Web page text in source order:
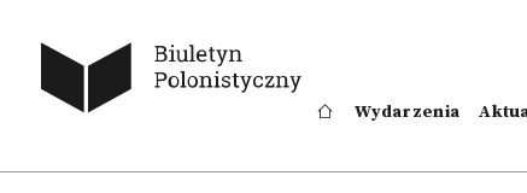
Wydarzenia